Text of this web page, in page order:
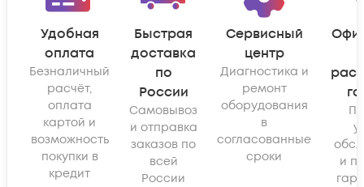
Удобная
оплата
Безналичный
расчёт,
оплата
картой и
возможность
покупки в
кредит
Быстрая
доставка
по
России
Самовывоз
и отправка
заказов по
всей
России
Сервисный
центр
Диагностика и
ремонт
оборудования
в
согласованные
сроки
и